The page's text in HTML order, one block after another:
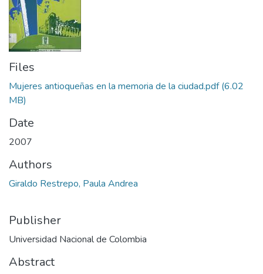
Files
Mujeres antioqueñas en la memoria de la ciudad.pdf(6.02
MB)
Date
2007
Authors
Giraldo Restrepo, Paula Andrea
Publisher
Universidad Nacional de Colombia
Abstract